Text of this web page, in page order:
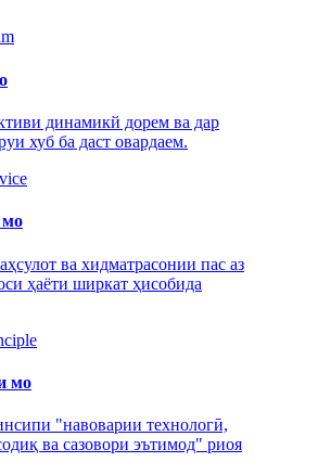
динамикй дорем ва дар
хуб ба даст овардаем.
ва хидматрасонии пас аз
ҳаёти ширкат ҳисобида
мо
"навоварии технологӣ,
ва сазовори эътимод" риоя